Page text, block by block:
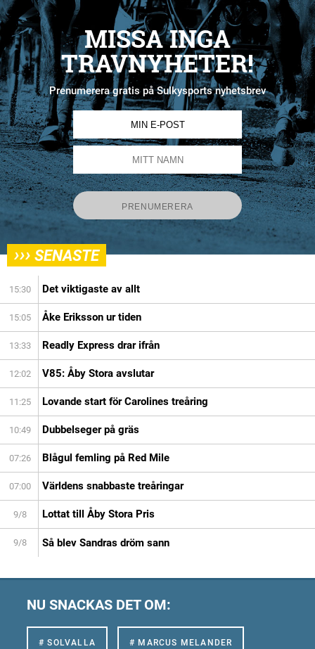
MISSA INGA
TRAVNYHETER!
Prenumerera gratis på Sulkysports nyhetsbrev
››› SENASTE
15:30 Det viktigaste av allt
15:05 Åke Eriksson ur tiden
13:33 Readly Express drar ifrån
12:02 V85: Åby Stora avslutar
11:25 Lovande start för Carolines treåring
10:49 Dubbelseger på gräs
07:26 Blågul femling på Red Mile
07:00 Världens snabbaste treåringar
9/8 Lottat till Åby Stora Pris
9/8 Så blev Sandras dröm sann
NU SNACKAS DET OM:
# SOLVALLA # MARCUS MELANDER